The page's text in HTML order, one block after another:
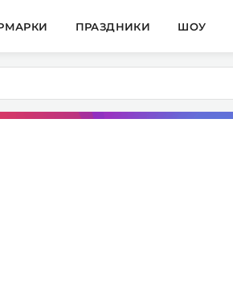
ПРАЗДНИКИ ШОУ